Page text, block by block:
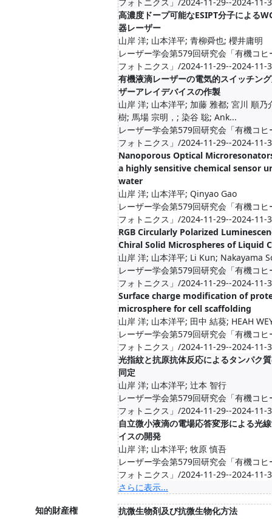
高濃度ドープ可能なESIPT分子による
器レーザー
山岸 洋; 山本洋平; 青柳舜也; 櫻井庸明
レーザー学会第579回研究会「有機コヒ
フォトニクス」/2024-11-29--2024-11-
有機液滴レーザーの電気的スイッチン
ザーアレイデバイスの作製
山岸 洋; 山本洋平; 加藤 雅都; 宮川 順乃
樹; 馬場 宗明，; 染谷 聡; Ank...
レーザー学会第579回研究会「有機コヒ
フォトニクス」/2024-11-29--2024-11-
Nanoporous Optical
a highly sensitive chemical sensor
water
山岸 洋; 山本洋平; Qinyao Gao
レーザー学会第579回研究会「有機コヒ
フォトニクス」/2024-11-29--2024-11-
RGB Circularly Polarized
Chiral Solid Microspheres of Liquid
山岸 洋; 山本洋平; Li Kun; Nakayama
レーザー学会第579回研究会「有機コヒ
フォトニクス」/2024-11-29--2024-11-
Surface charge modification of
microsphere for cell scaffolding
山岸 洋; 山本洋平; 田中 結葵; HEAH
レーザー学会第579回研究会「有機コヒ
フォトニクス」/2024-11-29--2024-11-
光指紋と抗原抗体反応によるタンパク
同定
山岸 洋; 山本洋平; 辻本 智行
レーザー学会第579回研究会「有機コヒ
フォトニクス」/2024-11-29--2024-11-
自立微小液滴の電場応答変形による光
イスの開発
山岸 洋; 山本洋平; 牧原 慎吾
レーザー学会第579回研究会「有機コヒ
フォトニクス」/2024-11-29--2024-11-
さらに表示...
知的財産権
抗微生物剤及び抗微生物化方法